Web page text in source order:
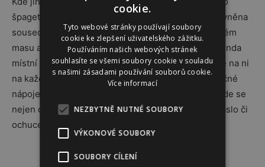
špagety než v Itálii. Livignská kuchyně je navíc ovlivněna
sousedním Švýcarskem a voní po bylinkách, sušeném
masu a sýru. Určitě ozkoušejte bresaolu – tato legenda
místní kuchyně kraluje všem delikatesám a narazíte na ni
na každém rohu. A pokud máte rádi zmrzlinu a mléčné
nápoje, zavítejte do mlékárny Latteria do Livigno, kde se
nejen dobře najíte, ale koupíte zde i místní sýry, máslo či
ochucenou syrováku.
Reklama
cookie.
Tyto webové stránky používají soubory
cookie ke zlepšení uživatelského zážitku.
Používáním našich webových stránek
souhlasíte se všemi soubory cookie v souladu
s našimi zásadami používání souborů cookie.
Více informací
NEZBYTNĚ NUTNÉ SOUBORY
VÝKONOVÉ SOUBORY
SOUBORY CÍLENÍ